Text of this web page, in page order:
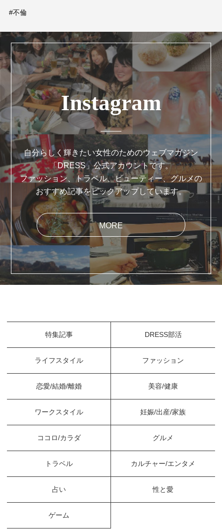
#不倫
Instagram
自分らしく輝きたい女性のためのウェブマガジン
「DRESS」公式アカウントです。
ファッション、トラベル、ビューティー、グルメの
おすすめ記事をピックアップしています。
MORE
特集記事 DRESS部活
ライフスタイル ファッション
恋愛/結婚/離婚 美容/健康
ワークスタイル 妊娠/出産/家族
ココロ/カラダ グルメ
トラベル カルチャー/エンタメ
占い 性と愛
ゲーム